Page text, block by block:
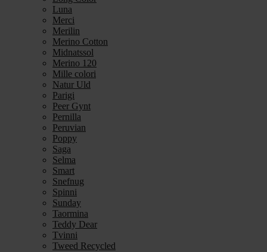
Luna
Merci
Merilin
Merino Cotton
Midnatssol
Merino 120
Mille colori
Natur Uld
Parigi
Peer Gynt
Pernilla
Peruvian
Poppy
Saga
Selma
Smart
Snefnug
Spinni
Sunday
Taormina
Teddy Dear
Tvinni
Tweed Recycled